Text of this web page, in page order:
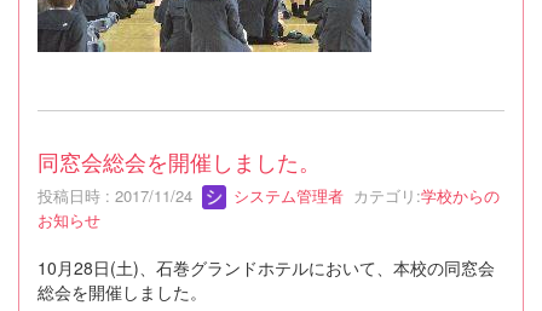
同窓会総会を開催しました。
投稿日時 : 2017/11/24 システム管理者 カテゴリ:学校からの
お知らせ
10月28日(土)、石巻グランドホテルにおいて、本校の同窓会
総会を開催しました。